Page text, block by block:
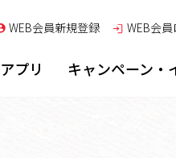
WEB会員新規登録 WEB会員
アプリ キャンペーン・